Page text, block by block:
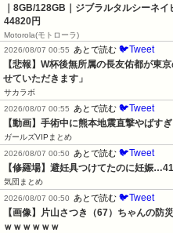
｜8GB/128GB｜ジブラルタルシーネ
44820円
Motorola(モトローラ)
2026/08/07 00:55
あとで読む 🐦Tweet
【悲報】W杯後無所属の長友佑都が東
せていただきます」
サカラボ
2026/08/07 00:55
あとで読む 🐦Tweet
【動画】手術中に熊本地震直撃やばす
ガールズVIPまとめ
2026/08/07 00:50
あとで読む 🐦Tweet
【修羅場】避妊具つけてたのに妊娠
気団まとめ
2026/08/07 00:50
あとで読む 🐦Tweet
【画像】片山さつき（67）ちゃんの防
ｗｗｗｗｗｗ